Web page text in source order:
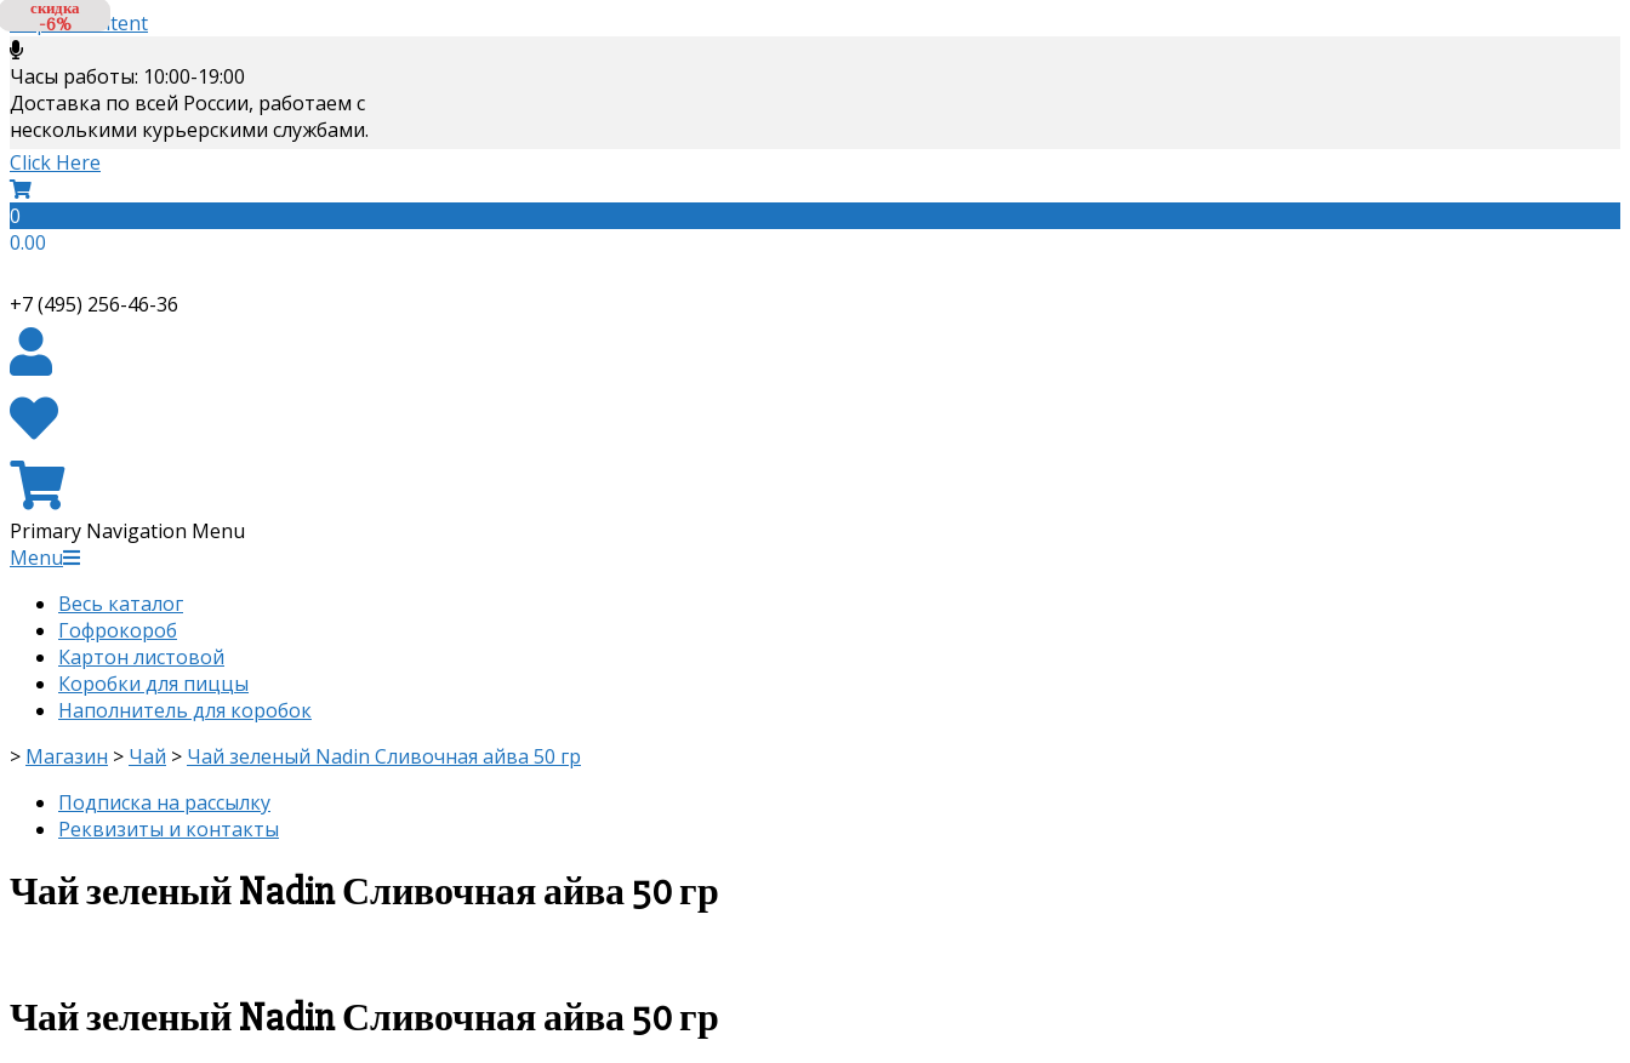
Skip to content
Часы работы: 10:00-19:00
Доставка по всей России, работаем с
несколькими курьерскими службами.
Click Here
0
0.00
+7 (495) 256-46-36
Primary Navigation Menu
Menu
Весь каталог
Гофрокороб
Картон листовой
Коробки для пиццы
Наполнитель для коробок
> Магазин > Чай > Чай зеленый Nadin Сливочная айва 50 гр
Подписка на рассылку
Реквизиты и контакты
Чай зеленый Nadin Сливочная айва 50 гр
Чай зеленый Nadin Сливочная айва 50 гр
скидка
-6%